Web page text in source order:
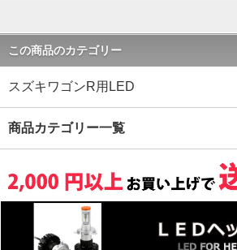
この商品のカテゴリー
スズキワゴンR用LED
商品カテゴリー一覧